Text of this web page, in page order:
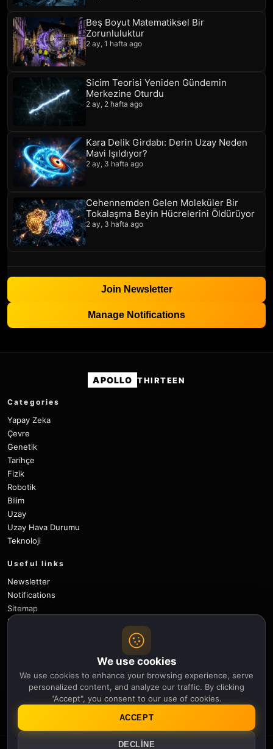
Beş Boyut Matematiksel Bir
Zorunluluktur
2 ay, 1 hafta ago
Sicim Teorisi Yeniden Gündemin
Merkezine Oturdu
2 ay, 2 hafta ago
Kara Delik Girdabı: Derin Uzay Neden
Mavi Işıldıyor?
2 ay, 3 hafta ago
Cehennemden Gelen Moleküler Bir
Tokalaşma Beyin Hücrelerini Öldürüyor
2 ay, 3 hafta ago
Join Newsletter
Manage Notifications
APOLLO THIRTEEN
Categories
Yapay Zeka
Çevre
Genetik
Tarihçe
Fizik
Robotik
Bilim
Uzay
Uzay Hava Durumu
Teknoloji
Useful links
Newsletter
Notifications
Sitemap
Privacy Policy
Follow
X Facebook Instagram Pinterest
YouTube
We use cookies
We use cookies to enhance your browsing experience, serve
personalized content, and analyze our traffic. By clicking
"Accept", you consent to our use of cookies.
DECLINE
ACCEPT